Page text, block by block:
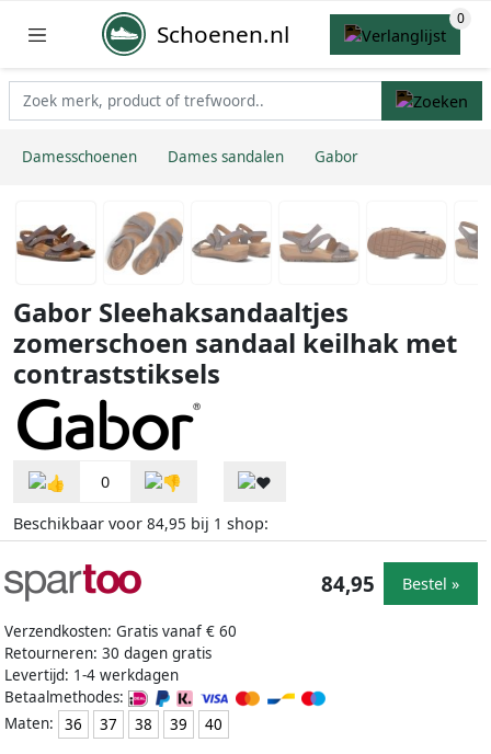
Schoenen.nl
Damesschoenen Dames sandalen Gabor
Gabor Sleehaksandaaltjes
zomerschoen sandaal keilhak met
contraststiksels
0
Beschikbaar voor 84,95 bij 1 shop:
Verzendkosten: Gratis vanaf € 60
Retourneren: 30 dagen gratis
Levertijd: 1-4 werkdagen
Betaalmethodes:
Maten:
36 37 38 39 40
84,95 Bestel »